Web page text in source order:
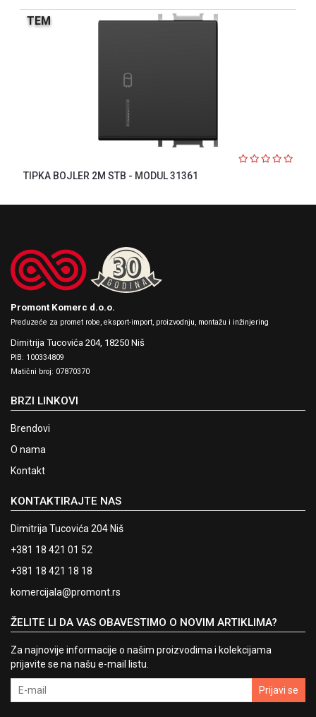
TEM
TIPKA BOJLER 2M STB - MODUL 31361
Promont Komerc d.o.o.
Preduzeće za promet robe, eksport-import, proizvodnju, montažu i inžinjering
Dimitrija Tucovića 204, 18250 Niš
PIB: 100334809
Matični broj: 07870370
BRZI LINKOVI
Brendovi
O nama
Kontakt
KONTAKTIRAJTE NAS
Dimitrija Tucovića 204 Niš
+381 18 421 01 52
+381 18 421 18 18
komercijala@promont.rs
ŽELITE LI DA VAS OBAVESTIMO O NOVIM ARTIKLIMA?
Za najnovije informacije o našim proizvodima i kolekcijama
prijavite se na našu e-mail listu.
Prijavi se